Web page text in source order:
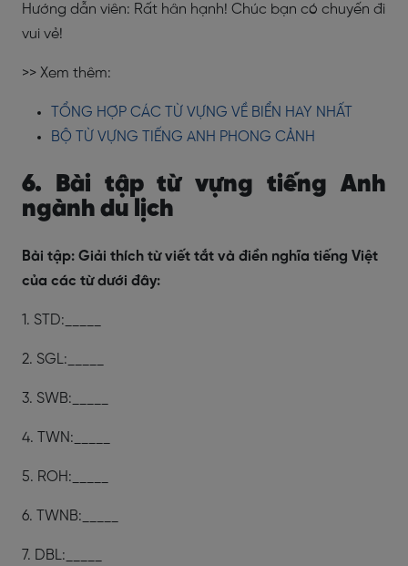
Hướng dẫn viên: Rất hân hạnh! Chúc bạn có chuyến đi
vui vẻ!
>> Xem thêm:
TỔNG HỢP CÁC TỪ VỰNG VỀ BIỂN HAY NHẤT
BỘ TỪ VỰNG TIẾNG ANH PHONG CẢNH
6. Bài tập từ vựng tiếng Anh
ngành du lịch
Bài tập: Giải thích từ viết tắt và điền nghĩa tiếng Việt
của các từ dưới đây:
1. STD:_____
2. SGL:_____
3. SWB:_____
4. TWN:_____
5. ROH:_____
6. TWNB:_____
7. DBL:_____